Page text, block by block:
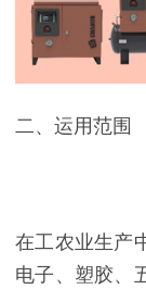
二、运用范围
在工农业生产
电子、塑胶、